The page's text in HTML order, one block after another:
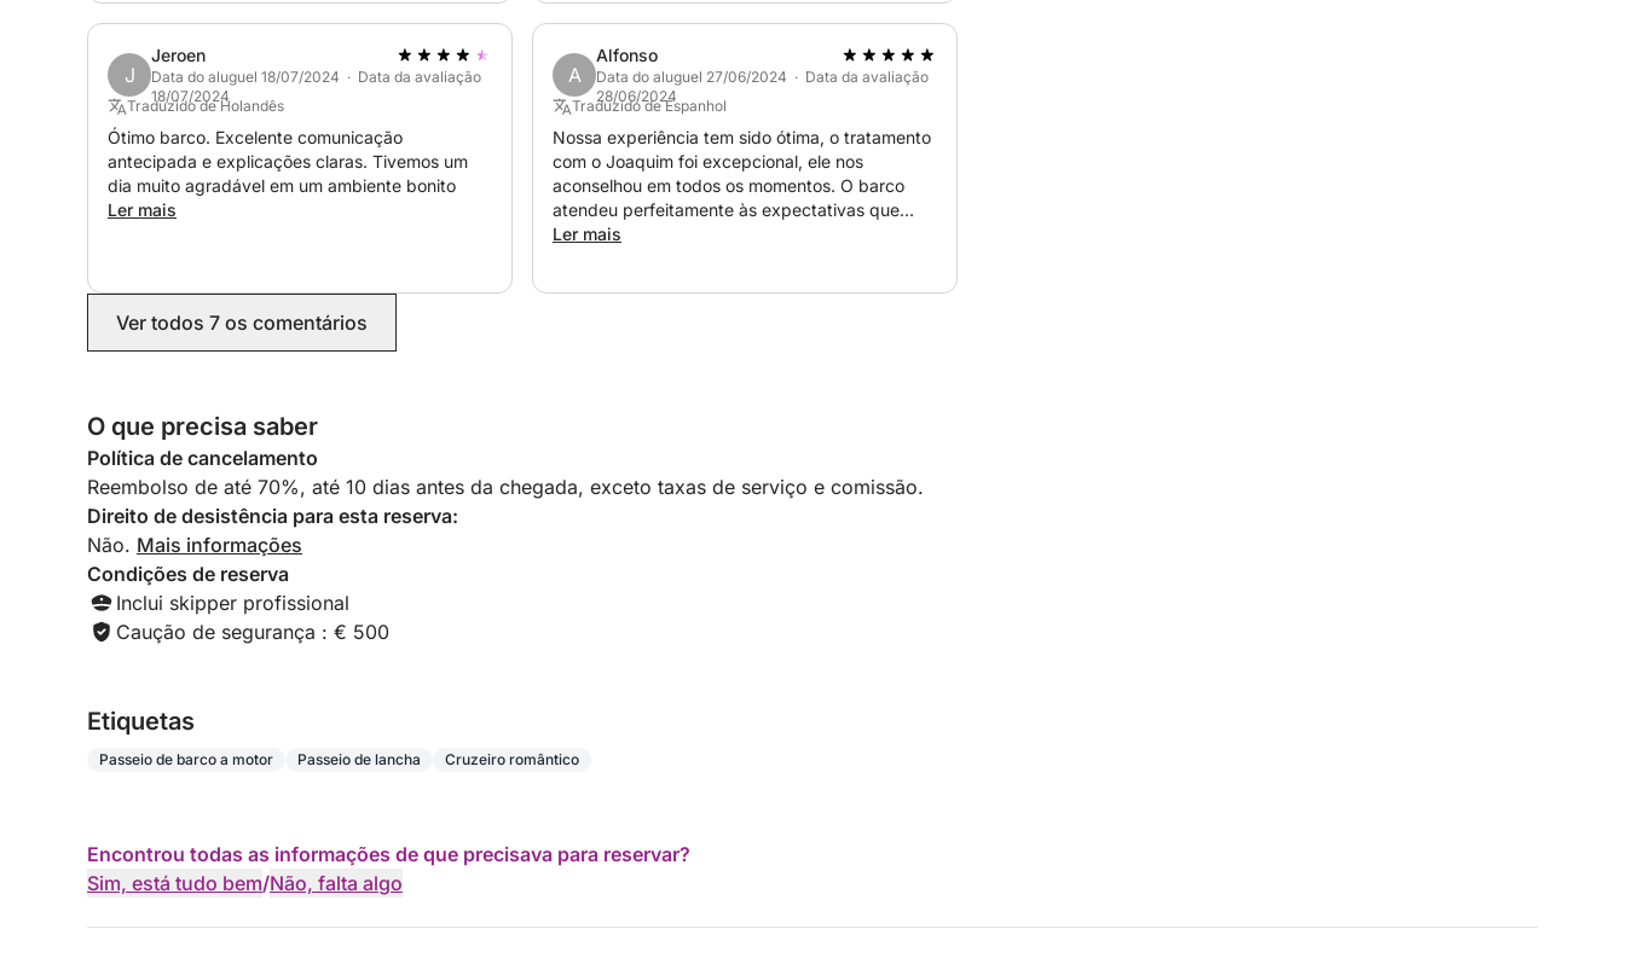
Joachim! Podem ir de olhos fechados!
J
Jeroen
Data do aluguel 18/07/2024 · Data da avaliação
18/07/2024
Traduzido de Holandês
Ótimo barco. Excelente comunicação
antecipada e explicações claras. Tivemos um
dia muito agradável em um ambiente bonito
Ler mais
A
Alfonso
Data do aluguel 27/06/2024 · Data da avaliação
28/06/2024
Traduzido de Espanhol
Nossa experiência tem sido ótima, o tratamento
com o Joaquim foi excepcional, ele nos
aconselhou em todos os momentos. O barco
atendeu perfeitamente às expectativas que
tínhamos, muito confortável e manejável.
Ler mais
Ver todos 7 os comentários
O que precisa saber
Política de cancelamento
Reembolso de até 70%, até 10 dias antes da chegada, exceto taxas de serviço e comissão.
Direito de desistência para esta reserva:
Não. Mais informações
Condições de reserva
Inclui skipper profissional
Caução de segurança : € 500
Etiquetas
Passeio de barco a motor Passeio de lancha Cruzeiro romântico
Encontrou todas as informações de que precisava para reservar?
Sim, está tudo bem/Não, falta algo